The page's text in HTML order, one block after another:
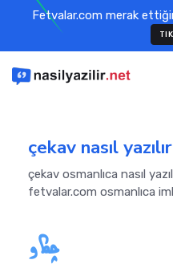
Fetvalar.com merak
çekav nasıl yazılır
çekav osmanlıca nasıl
fetvalar.com osmanlıca
چكاو